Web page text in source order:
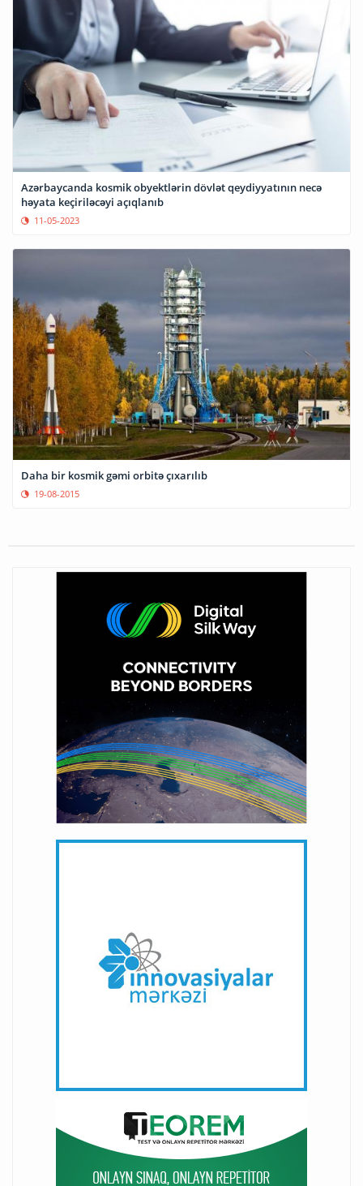
Azərbaycanda kosmik obyektlərin dövlət qeydiyyatının necə
həyata keçiriləcəyi açıqlanıb
11-05-2023
Daha bir kosmik gəmi orbitə çıxarılıb
19-08-2015